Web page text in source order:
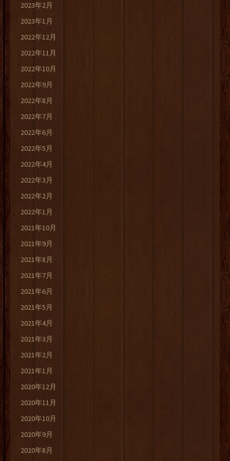
2023年2月
2023年1月
2022年12月
2022年11月
2022年10月
2022年9月
2022年8月
2022年7月
2022年6月
2022年5月
2022年4月
2022年3月
2022年2月
2022年1月
2021年10月
2021年9月
2021年8月
2021年7月
2021年6月
2021年5月
2021年4月
2021年3月
2021年2月
2021年1月
2020年12月
2020年11月
2020年10月
2020年9月
2020年8月